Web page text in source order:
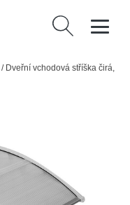
Vyhledávání
/ Dveřní vchodová stříška čirá,